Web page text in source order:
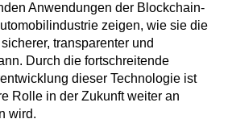
Anwendungen der Blockchain-
zeigen, wie sie die
transparenter und
Durch die fortschreitende
dieser Technologie ist
Rolle in der Zukunft weiter an
wird.